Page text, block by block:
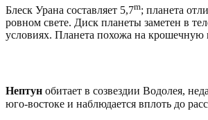
Блеск Урана составляет 5,7m; планета
ровном свете. Диск планеты заметен в
условиях. Планета похожа на крошечную
Нептун обитает в созвездии Водолея,
юго-востоке и наблюдается вплоть до